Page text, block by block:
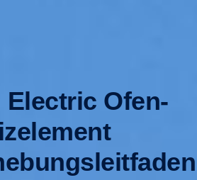
Electric Ofen-